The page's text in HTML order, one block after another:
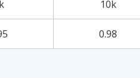
10k
0.98